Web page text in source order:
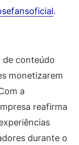
.
de conteúdo
monetizarem
a
reafirma
durante o